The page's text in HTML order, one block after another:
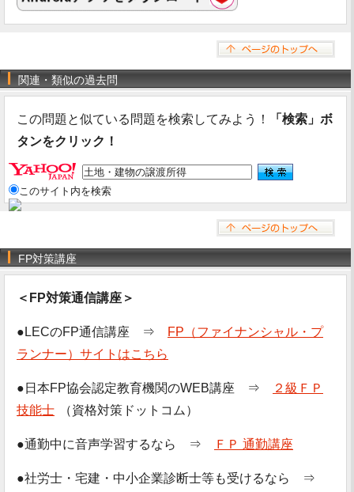
関連・類似の過去問
この問題と似ている問題を検索してみよう！
「検索」ボ
タンをクリック！
このサイト内を検索
FP対策講座
＜FP対策通信講座＞
●LECのFP通信講座 ⇒
FP（ファイナンシャル・プ
ランナー）サイトはこちら
●日本FP協会認定教育機関のWEB講座 ⇒
２級ＦＰ
技能士
（資格対策ドットコム）
●通勤中に音声学習するなら ⇒ ＦＰ 通勤講座
●社労士・宅建・中小企業診断士等も受けるなら ⇒